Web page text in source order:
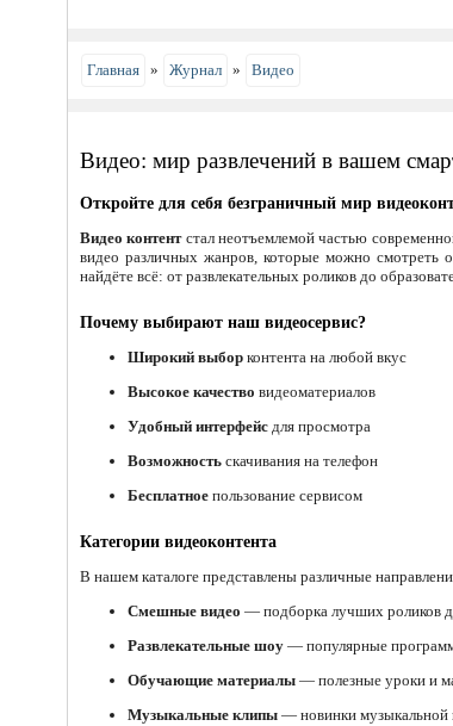
Главная » Журнал » Видео
Видео: мир развлечений в вашем
Откройте для себя безграничный мир
Видео контентстал неотъемлемой частью
видео различных жанров, которые можно смотреть
найдёте всё: от развлекательных роликов до
Почему выбирают наш видеосервис?
Широкий выбор контента на любой вкус
Высокое качество видеоматериалов
Удобный интерфейс для просмотра
Возможность скачивания на телефон
Бесплатное пользование сервисом
Категории видеоконтента
В нашем каталоге представлены различные
Смешные видео — подборка лучших роликов
Развлекательные шоу — популярные
Обучающие материалы — полезные уроки и
Музыкальные клипы — новинки музыкальной